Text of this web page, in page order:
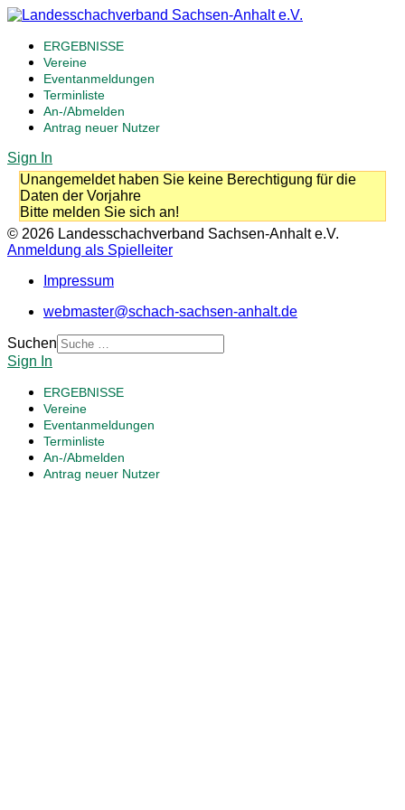
ERGEBNISSE
Vereine
Eventanmeldungen
Terminliste
An-/Abmelden
Antrag neuer Nutzer
Sign In
Unangemeldet haben Sie keine Berechtigung für die
Daten der Vorjahre
Bitte melden Sie sich an!
© 2026 Landesschachverband Sachsen-Anhalt e.V.
Anmeldung als Spielleiter
Impressum
webmaster@schach-sachsen-anhalt.de
Suchen
Sign In
ERGEBNISSE
Vereine
Eventanmeldungen
Terminliste
An-/Abmelden
Antrag neuer Nutzer